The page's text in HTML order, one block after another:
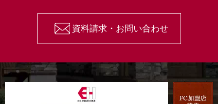
資料請求・お問い合わせ